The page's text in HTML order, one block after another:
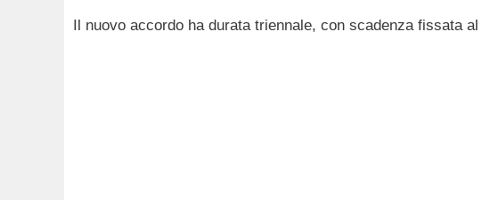
Il nuovo accordo ha durata triennale, con scadenza fissata al